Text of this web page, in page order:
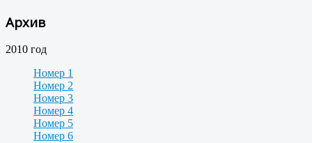
Архив
2010 год
Номер 1
Номер 2
Номер 3
Номер 4
Номер 5
Номер 6